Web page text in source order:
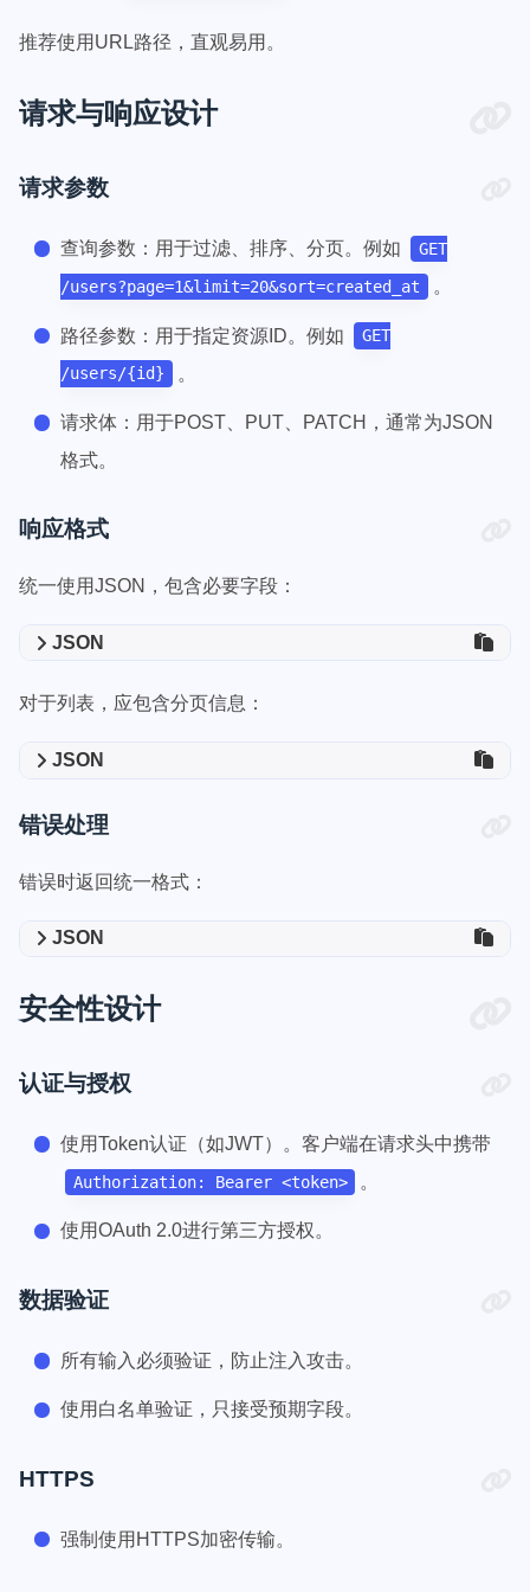
推荐使用URL路径，直观易用。
请求与响应设计
请求参数
查询参数：用于过滤、排序、分页。例如
GET
/users?page=1&limit=20&sort=created_at
。
路径参数：用于指定资源ID。例如
GET
/users/{id}
。
请求体：用于POST、PUT、PATCH，通常为JSON
格式。
响应格式
统一使用JSON，包含必要字段：
JSON
对于列表，应包含分页信息：
JSON
错误处理
错误时返回统一格式：
JSON
安全性设计
认证与授权
使用Token认证（如JWT）。客户端在请求头中携带
Authorization: Bearer <token> 。
使用OAuth 2.0进行第三方授权。
数据验证
所有输入必须验证，防止注入攻击。
使用白名单验证，只接受预期字段。
HTTPS
强制使用HTTPS加密传输。